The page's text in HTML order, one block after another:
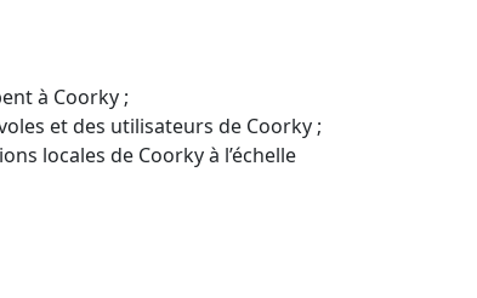
à Coorky ;
et des utilisateurs de Coorky ;
locales de Coorky à l’échelle